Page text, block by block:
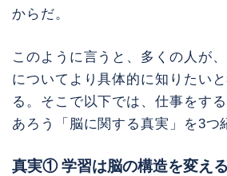
からだ。
このように言うと、多くの人が
についてより具体的に知りたい
る。そこで以下では、仕事をす
あろう「脳に関する真実」を3つ
真実① 学習は脳の構造を変える